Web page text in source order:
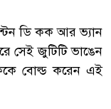
ডি কক আর ভ্যান
সেই জুটিটি ভাঙেন
বোল্ড করেন এই